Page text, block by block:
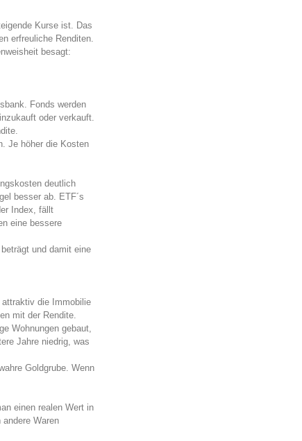
Kurse ist. Das
erfreuliche Renditen.
besagt:
Fonds werden
oder verkauft.
Je höher die Kosten
deutlich
besser ab. ETF´s
Index, fällt
eine bessere
und damit eine
die Immobilie
mit der Rendite.
Wohnungen gebaut,
Jahre niedrig, was
Goldgrube. Wenn
einen realen Wert in
Waren